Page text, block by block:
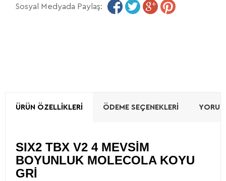
Sosyal Medyada Paylaş:
ÜRÜN ÖZELLIKLERI ÖDEME SEÇENEKLERI
SIX2 TBX V2 4 MEVSİM
BOYUNLUK MOLECOLA KOYU
GRİ